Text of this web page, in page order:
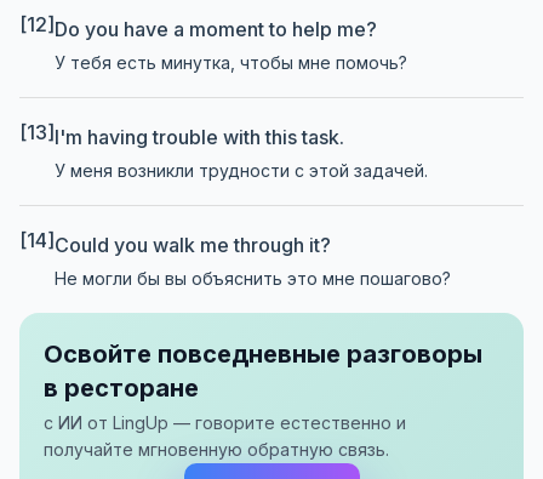
[12] Do you have a moment to help me?
У тебя есть минутка, чтобы мне помочь?
[13] I'm having trouble with this task.
У меня возникли трудности с этой задачей.
[14] Could you walk me through it?
Не могли бы вы объяснить это мне пошагово?
Освойте повседневные разговоры
в ресторане
с ИИ от LingUp — говорите естественно и
получайте мгновенную обратную связь.